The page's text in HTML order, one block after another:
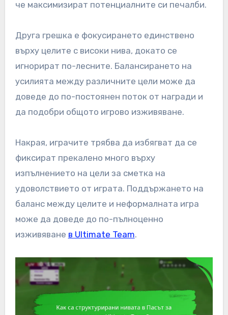
че максимизират потенциалните си печалби.
Друга грешка е фокусирането единствено
върху целите с високи нива, докато се
игнорират по-лесните. Балансирането на
усилията между различните цели може да
доведе до по-постоянен поток от награди и
да подобри общото игрово изживяване.
Накрая, играчите трябва да избягват да се
фиксират прекалено много върху
изпълнението на цели за сметка на
удоволствието от играта. Поддържането на
баланс между целите и неформалната игра
може да доведе до по-пълноценно
изживяване в Ultimate Team.